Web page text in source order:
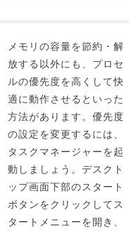
メモリの容量を節約・解
放する以外にも、プロセ
ルの優先度を高くして快
適に動作させるといった
方法があります。優先度
の設定を変更するには、
タスクマネージャーを起
動しましょう。デスクト
ップ画面下部のスタート
ボタンをクリックしてス
タートメニューを開き、